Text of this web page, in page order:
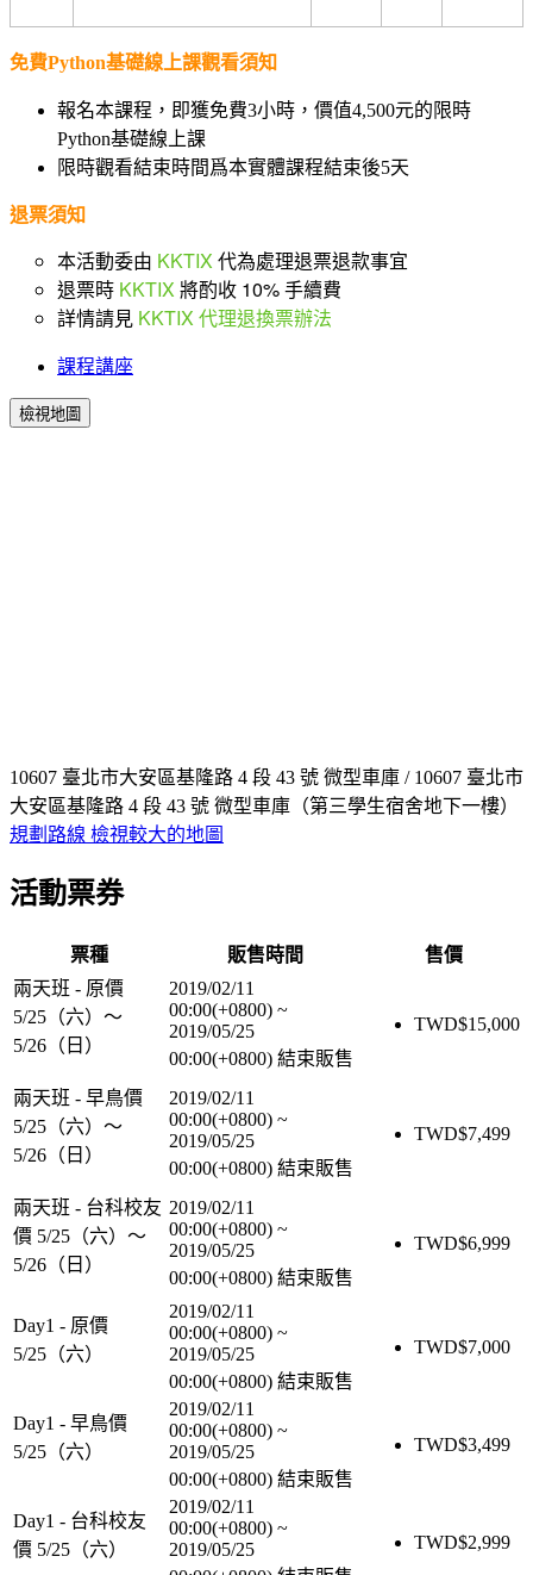
免費Python基礎線上課觀看須知
報名本課程，即獲免費3小時，價值4,500元的限時
Python基礎線上課
限時觀看結束時間爲本實體課程結束後5天
退票須知
本活動委由 KKTIX 代為處理退票退款事宜
退票時 KKTIX 將酌收 10% 手續費
詳情請見 KKTIX 代理退換票辦法
課程講座
檢視地圖
10607 臺北市大安區基隆路 4 段 43 號 微型車庫 / 10607 臺北市
大安區基隆路 4 段 43 號 微型車庫（第三學生宿舍地下一樓）
規劃路線 檢視較大的地圖
活動票券
票種 販售時間
售價
兩天班 - 原價
5/25（六）～
5/26（日）
2019/02/11
00:00(+0800) ~
2019/05/25
00:00(+0800) 結束販售
TWD$15,000
兩天班 - 早鳥價
5/25（六）～
5/26（日）
2019/02/11
00:00(+0800) ~
2019/05/25
00:00(+0800) 結束販售
TWD$7,499
兩天班 - 台科校友
價 5/25（六）～
5/26（日）
2019/02/11
00:00(+0800) ~
2019/05/25
00:00(+0800) 結束販售
TWD$6,999
Day1 - 原價
5/25（六）
2019/02/11
00:00(+0800) ~
2019/05/25
00:00(+0800) 結束販售
TWD$7,000
Day1 - 早鳥價
5/25（六）
2019/02/11
00:00(+0800) ~
2019/05/25
00:00(+0800) 結束販售
TWD$3,499
Day1 - 台科校友
價 5/25（六）
2019/02/11
00:00(+0800) ~
2019/05/25
TWD$2,999